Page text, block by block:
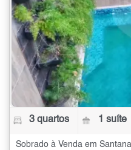
3 quartos 1 suíte
Sobrado à Venda em